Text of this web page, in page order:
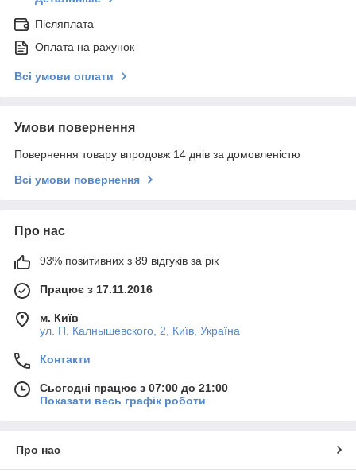
Післяплата
Оплата на рахунок
Всі умови оплати
Умови повернення
Повернення товару впродовж 14 днів за домовленістю
Всі умови повернення
Про нас
93% позитивних з 89 відгуків за рік
Працює з 17.11.2016
м. Київ
ул. П. Калнышевского, 2, Київ, Україна
Контакти
Сьогодні працює з 07:00 до 21:00
Показати весь графік роботи
Про нас